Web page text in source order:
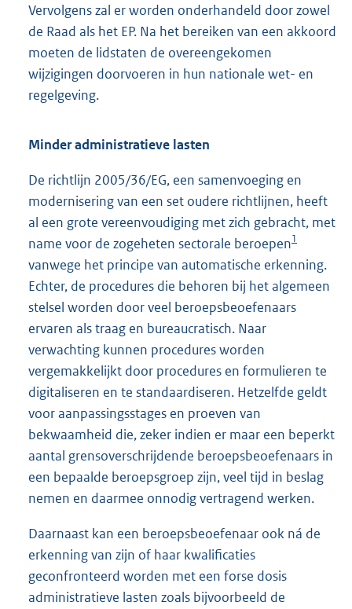
Vervolgens zal er worden onderhandeld door zowel
de Raad als het EP. Na het bereiken van een akkoord
moeten de lidstaten de overeengekomen
wijzigingen doorvoeren in hun nationale wet- en
regelgeving.
Minder administratieve lasten
De richtlijn 2005/36/EG, een samenvoeging en
modernisering van een set oudere richtlijnen, heeft
al een grote vereenvoudiging met zich gebracht, met
name voor de zogeheten sectorale beroepen1
vanwege het principe van automatische erkenning.
Echter, de procedures die behoren bij het algemeen
stelsel worden door veel beroepsbeoefenaars
ervaren als traag en bureaucratisch. Naar
verwachting kunnen procedures worden
vergemakkelijkt door procedures en formulieren te
digitaliseren en te standaardiseren. Hetzelfde geldt
voor aanpassingsstages en proeven van
bekwaamheid die, zeker indien er maar een beperkt
aantal grensoverschrijdende beroepsbeoefenaars in
een bepaalde beroepsgroep zijn, veel tijd in beslag
nemen en daarmee onnodig vertragend werken.
Daarnaast kan een beroepsbeoefenaar ook ná de
erkenning van zijn of haar kwalificaties
geconfronteerd worden met een forse dosis
administratieve lasten zoals bijvoorbeeld de